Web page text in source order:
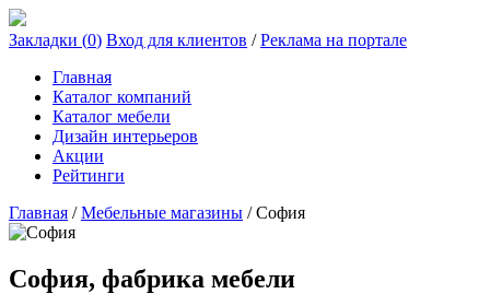
Закладки (0) Вход для клиентов /Реклама на портале
Главная
Каталог компаний
Каталог мебели
Дизайн интерьеров
Акции
Рейтинги
Главная /Мебельные магазины /София
София, фабрика мебели